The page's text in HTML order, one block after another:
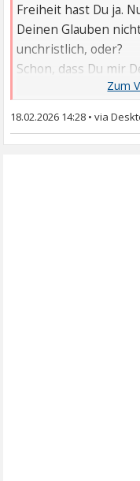
Freiheit hast Du ja.
Deinen Glauben
unchristlich, oder?
Schon, dass Du mir
gibst---- aber bitte
18.02.2026 14:28 •